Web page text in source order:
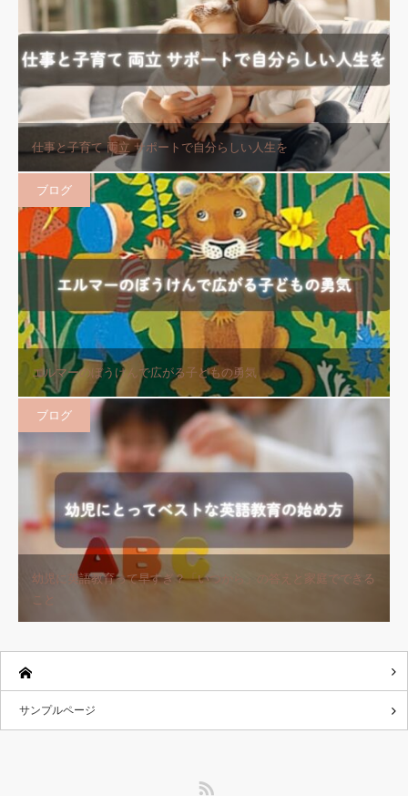
仕事と子育て 両立 サポートで自分らしい人生を
ブログ
エルマーのぼうけんで広がる子どもの勇気
ブログ
幼児に英語教育って早すぎ？「いつから」の答えと家庭でできる
こと
サンプルページ